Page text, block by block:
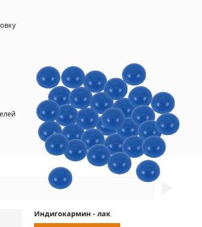
Индигокармин - лак